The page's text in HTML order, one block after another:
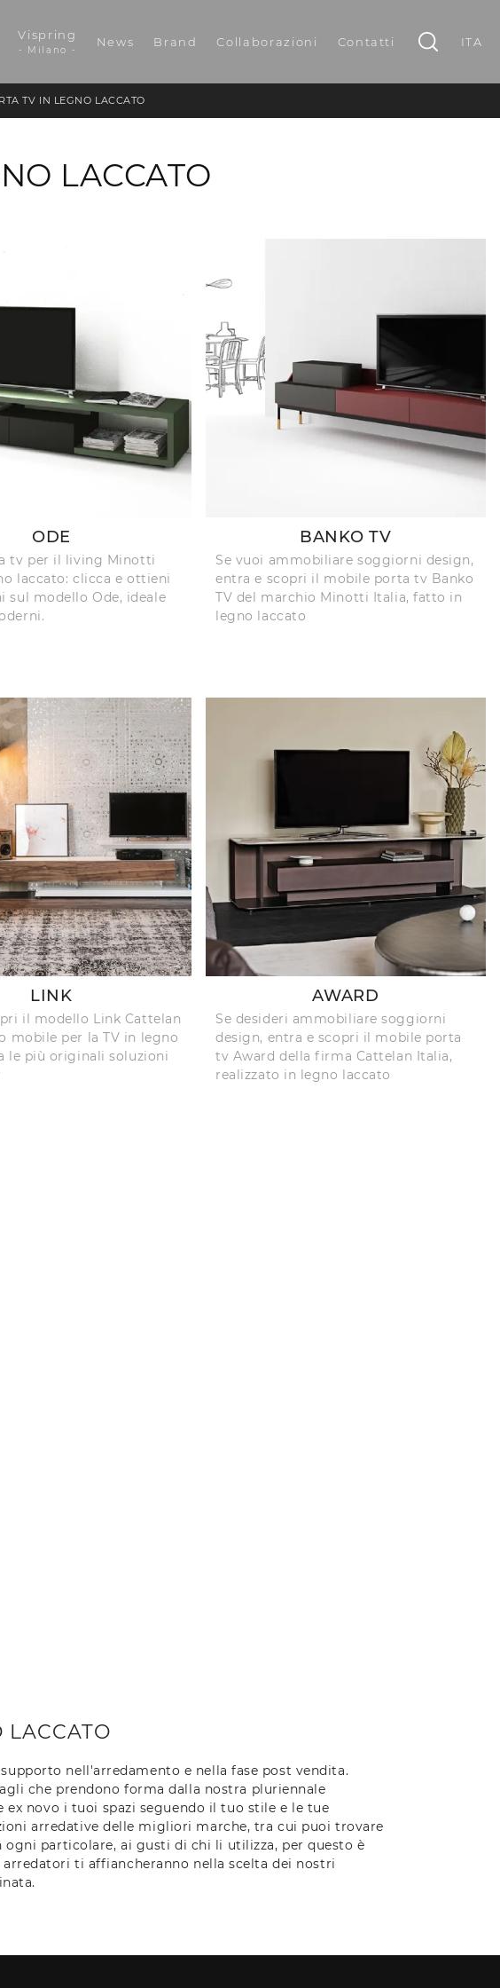
Vispring
- Milano -
News Brand Collaborazioni Contatti ITA
TV IN LEGNO LACCATO
LACCATO
ODE
tv per il living Minotti
laccato: clicca e ottieni
sul modello Ode, ideale
BANKO TV
Se vuoi ammobiliare soggiorni design,
entra e scopri il mobile porta tv Banko
TV del marchio Minotti Italia, fatto in
legno laccato
LINK
il modello Link Cattelan
mobile per la TV in legno
le più originali soluzioni
AWARD
Se desideri ammobiliare soggiorni
design, entra e scopri il mobile porta
tv Award della firma Cattelan Italia,
realizzato in legno laccato
nell'arredamento e nella fase post vendita.
che prendono forma dalla nostra pluriennale
novo i tuoi spazi seguendo il tuo stile e le tue
arredative delle migliori marche, tra cui puoi trovare
particolare, ai gusti di chi li utilizza, per questo è
ti affiancheranno nella scelta dei nostri